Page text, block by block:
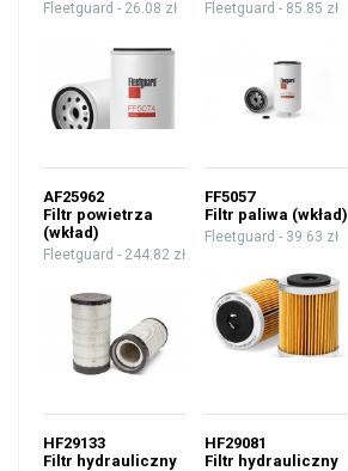
Fleetguard - 26.08 zł Fleetguard - 85.85 zł
AF25962
Filtr powietrza
(wkład)
Fleetguard - 244.82 zł
FF5057
Filtr paliwa (wkład)
Fleetguard - 39.63 zł
HF29133
Filtr hydrauliczny
HF29081
Filtr hydrauliczny